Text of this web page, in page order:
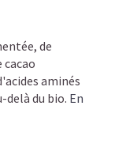
de
aminés
delà du bio. En